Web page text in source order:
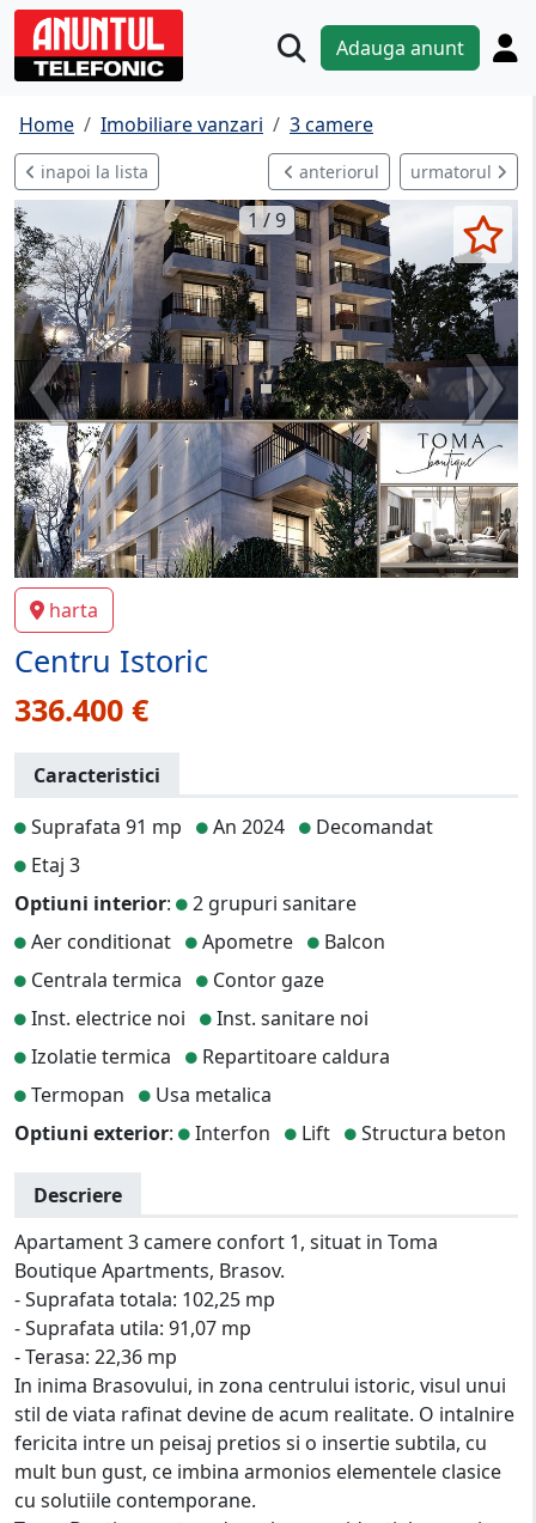
Adauga anunt
Home Imobiliare vanzari 3 camere
inapoi la lista anteriorul urmatorul
1 / 9
harta
Centru Istoric
336.400 €
Caracteristici
Suprafata 91 mp
An 2024
Decomandat
Etaj 3
Optiuni interior:
2 grupuri sanitare
Aer conditionat
Apometre
Balcon
Centrala termica
Contor gaze
Inst. electrice noi
Inst. sanitare noi
Izolatie termica
Repartitoare caldura
Termopan
Usa metalica
Optiuni exterior: Interfon Lift Structura beton
Descriere
Apartament 3 camere confort 1, situat in Toma
Boutique Apartments, Brasov.
- Suprafata totala: 102,25 mp
- Suprafata utila: 91,07 mp
- Terasa: 22,36 mp
In inima Brasovului, in zona centrului istoric, visul unui
stil de viata rafinat devine de acum realitate. O intalnire
fericita intre un peisaj pretios si o insertie subtila, cu
mult bun gust, ce imbina armonios elementele clasice
cu solutiile contemporane.